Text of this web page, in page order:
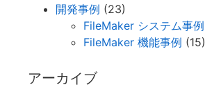
開発事例 (23)
FileMaker システム事例
FileMaker 機能事例 (15)
アーカイブ